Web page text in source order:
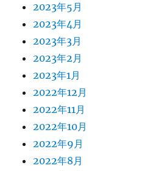
2023年5月
2023年4月
2023年3月
2023年2月
2023年1月
2022年12月
2022年11月
2022年10月
2022年9月
2022年8月